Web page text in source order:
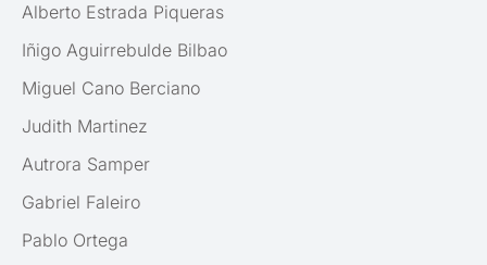
Alberto Estrada Piqueras
Iñigo Aguirrebulde Bilbao
Miguel Cano Berciano
Judith Martinez
Autrora Samper
Gabriel Faleiro
Pablo Ortega